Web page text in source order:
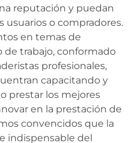
reputación y puedan
usuarios o compradores.
en temas de
de trabajo, conformado
profesionales,
capacitando y
prestar los mejores
en la prestación de
convencidos que la
indispensable del